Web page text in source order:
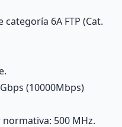
categoría 6A FTP (Cat.
(10000Mbps)
500 MHz.